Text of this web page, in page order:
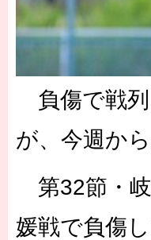
負傷で戦列
が、今週か
第32節・
媛戦で負傷